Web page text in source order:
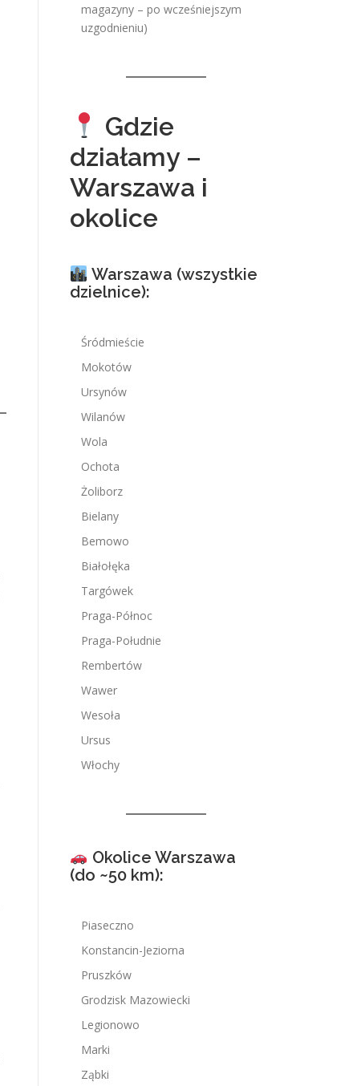
magazyny – po wcześniejszym
uzgodnieniu)
Gdzie
działamy –
Warszawa i
okolice
Warszawa (wszystkie
dzielnice):
Śródmieście
Mokotów
Ursynów
Wilanów
Wola
Ochota
Żoliborz
Bielany
Bemowo
Białołęka
Targówek
Praga-Północ
Praga-Południe
Rembertów
Wawer
Wesoła
Ursus
Włochy
Okolice Warszawa
(do ~50 km):
Piaseczno
Konstancin-Jeziorna
Pruszków
Grodzisk Mazowiecki
Legionowo
Marki
Ząbki